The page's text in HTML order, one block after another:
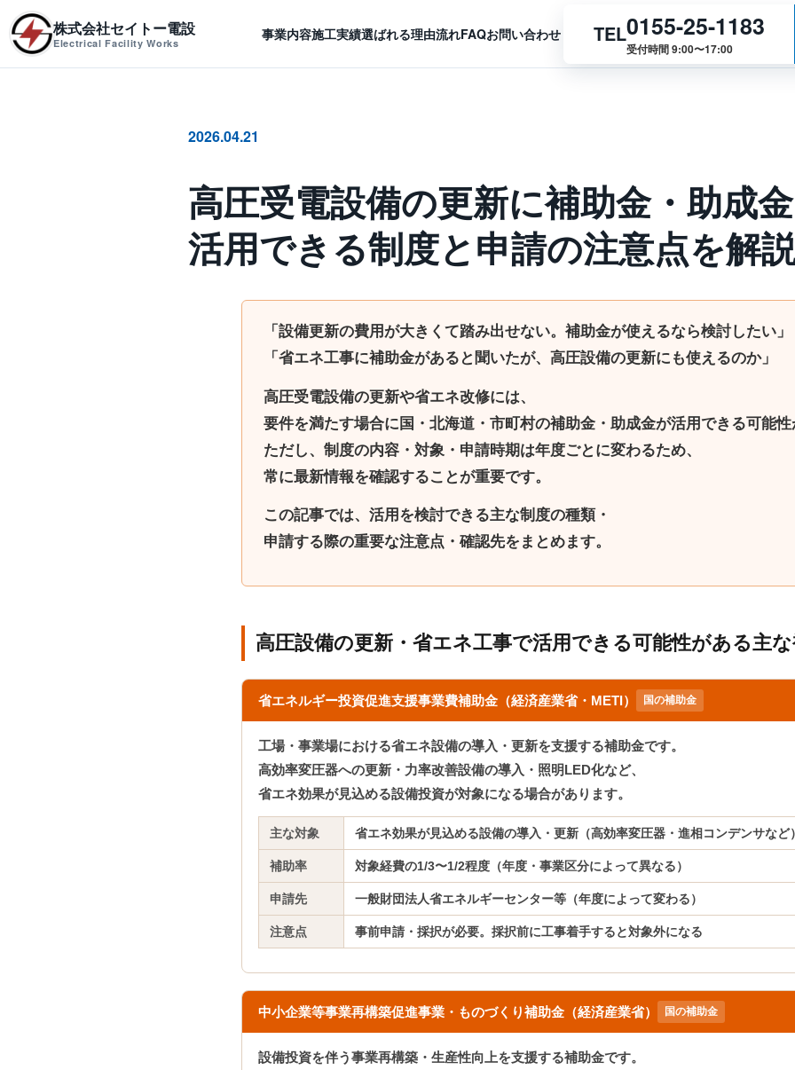
株式会社セイトー電設
Electrical Facility Works
事業内容施工実績選ばれる理由流れFAQお問い合わせ TEL0155-25-1183
受付時間 9:00〜17:00
2026.04.21
高圧受電設備の更新に補助金・助成
活用できる制度と申請の注意点を解
「設備更新の費用が大きくて踏み出せない。補助金が使えるなら検討したい」
「省エネ工事に補助金があると聞いたが、高圧設備の更新にも使えるのか」
高圧受電設備の更新や省エネ改修には、
要件を満たす場合に 国・北海道・市町村の補助金・助成金が活用できる可能
ただし、制度の内容・対象・申請時期は年度ごとに変わるため、
常に最新情報を確認することが重要です。
この記事では、活用を検討できる主な制度の種類・
申請する際の重要な注意点・確認先をまとめます。
高圧設備の更新・省エネ工事で活用できる可能性がある主
省エネルギー投資促進支援事業費補助金（経済産業省・METI） 国の補助金
工場・事業場における省エネ設備の導入・更新を支援する補助金です。
高効率変圧器への更新・力率改善設備の導入・照明LED化など、
省エネ効果が見込める設備投資が対象になる場合があります。
主な対象 省エネ効果が見込める設備の導入・更新（高効率変圧器・進相コンデンサなど
補助率 対象経費の1/3〜1/2程度（年度・事業区分によって異なる）
申請先 一般財団法人省エネルギーセンター等（年度によって変わる）
注意点 事前申請・採択が必要。採択前に工事着手すると対象外になる
中小企業等事業再構築促進事業・ものづくり補助金（経済産業省） 国の補助金
設備投資を伴う事業再構築・生産性向上を支援する補助金です。